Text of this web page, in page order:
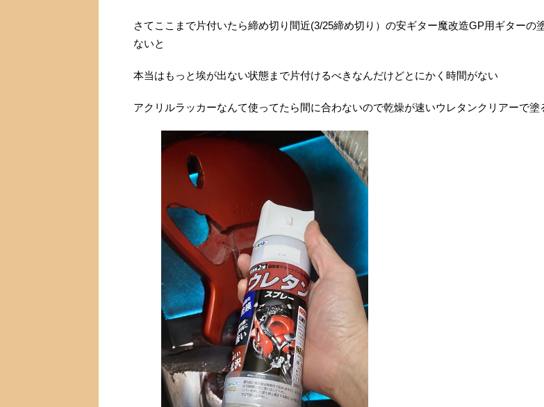
さてここまで片付いたら締め切り間近(3/25締め切り）の安ギター魔改造GP用ギターの
ないと
本当はもっと埃が出ない状態まで片付けるべきなんだけどとにかく時間がない
アクリルラッカーなんて使ってたら間に合わないので乾燥が速いウレタンクリアーで塗